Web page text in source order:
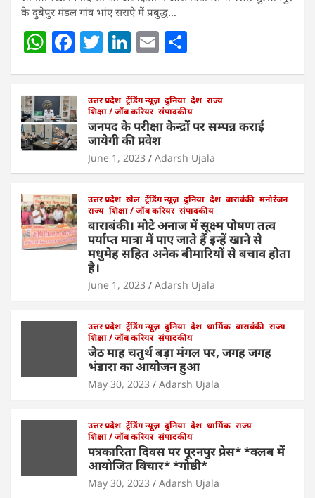
के दुबेपुर मंडल गांव भांए सराऐ में प्रबुद्ध…
W
s
A
p
p
F
e
b
o
o
k
T
er
Li
e
dI
n
E
l e
उत्तर प्रदेश ट्रेंडिंग न्यूज़ दुनिया देश राज्य
शिक्षा / जॉब करियर संपादकीय
जनपद के परीक्षा केन्द्रों पर सम्पन्न कराई
जायेगी की प्रवेश
June 1, 2023 Adarsh Ujala
उत्तर प्रदेश खेल ट्रेंडिंग न्यूज़ दुनिया देश बाराबंकी मनोरंजन
राज्य शिक्षा / जॉब करियर संपादकीय
बाराबंकी। मोटे अनाज में सूक्ष्म पोषण तत्व
पर्याप्त मात्रा में पाए जाते हैं इन्हें खाने से
मधुमेह सहित अनेक बीमारियों से बचाव होता
है।
June 1, 2023 Adarsh Ujala
उत्तर प्रदेश ट्रेंडिंग न्यूज़ दुनिया देश धार्मिक बाराबंकी राज्य
शिक्षा / जॉब करियर संपादकीय
जेठ माह चतुर्थ बड़ा मंगल पर, जगह जगह
भंडारा का आयोजन हुआ
May 30, 2023 Adarsh Ujala
उत्तर प्रदेश ट्रेंडिंग न्यूज़ दुनिया देश धार्मिक राज्य
शिक्षा / जॉब करियर संपादकीय
पत्रकारिता दिवस पर पूरनपुर प्रेस* *क्लब में
आयोजित विचार* *गोष्ठी*
May 30, 2023 Adarsh Ujala